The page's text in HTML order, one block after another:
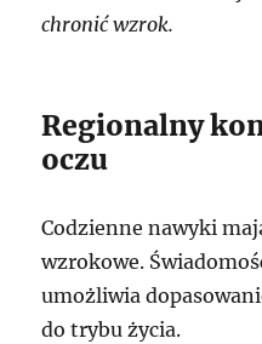
chronić wzrok.
Regionalny
oczu
Codzienne nawyki
wzrokowe.
umożliwia
do trybu życia.